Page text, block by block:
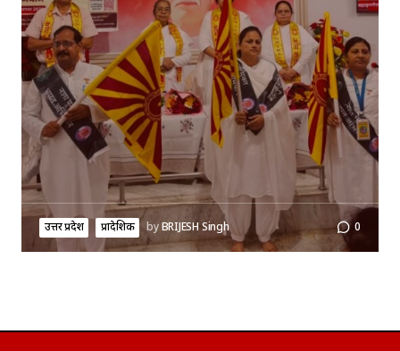
उत्तर प्रदेश प्रादेशिक byBRIJESH Singh 0